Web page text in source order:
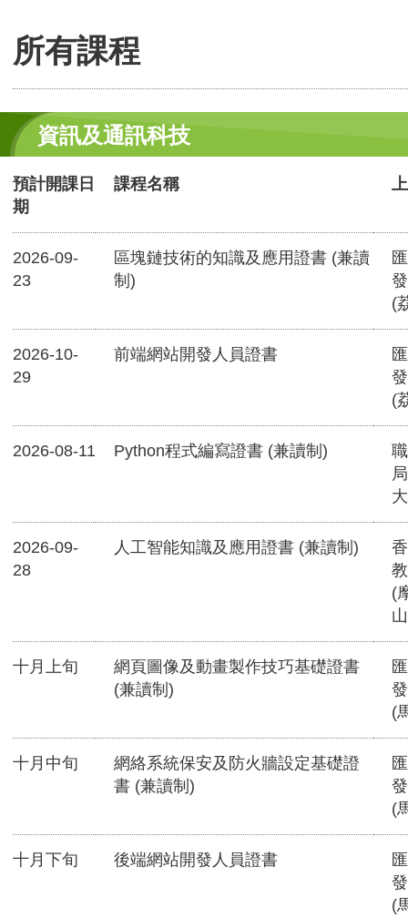
所有課程
資訊及通訊科技
預計開課日
期
課程名稱
2026-09-
23
區塊鏈技術的知識及應用證書 (兼讀
制)
(
2026-10-
29
前端網站開發人員證書
(
2026-08-11 Python程式編寫證書 (兼讀制)
2026-09-
28
人工智能知識及應用證書 (兼讀制)
(
十月上旬
網頁圖像及動畫製作技巧基礎證書
(兼讀制)
(
十月中旬
網絡系統保安及防火牆設定基礎證
書 (兼讀制)
(
十月下旬 後端網站開發人員證書
(